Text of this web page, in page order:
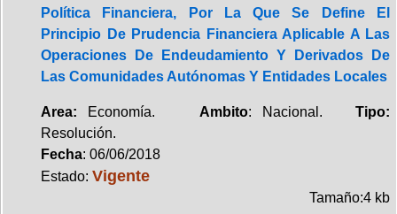
Política Financiera, Por La Que Se Define El
Principio De Prudencia Financiera Aplicable A Las
Operaciones De Endeudamiento Y Derivados De
Las Comunidades Autónomas Y Entidades Locales
Area: Economía. Ambito: Nacional.Tipo:
Resolución.
Fecha: 06/06/2018
Estado: Vigente
Tamaño:4 kb